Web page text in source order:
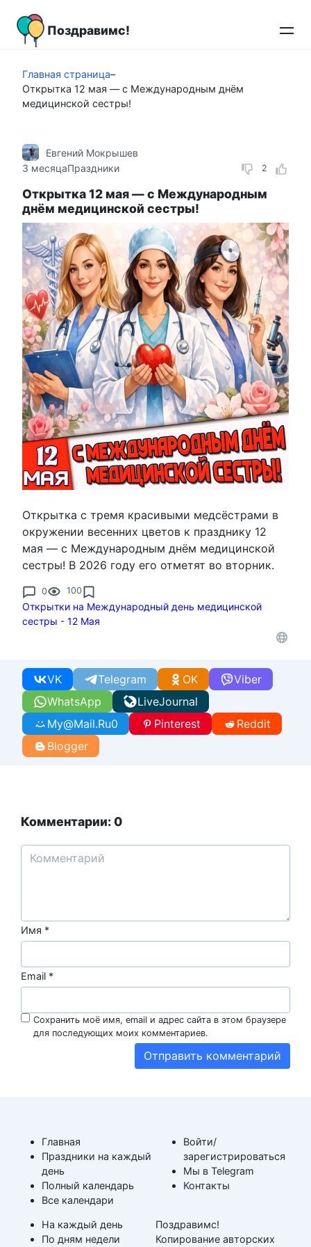
контенту
Поздравимс!
Главная страница–
Открытка 12 мая — с Международным днём
медицинской сестры!
2
Евгений Мокрышев
3 месяцаПраздники
Открытка 12 мая — с Международным
днём медицинской сестры!
Открытка с тремя красивыми медсёстрами в
окружении весенних цветов к празднику 12
мая — с Международным днём медицинской
сестры! В 2026 году его отметят во вторник.
0 100
Открытки на Международный день медицинской
сестры - 12 Мая
WhatsApp
VK Telegram Viber
OK
LiveJournal
My@Mail.Ru0 Pinterest
Reddit
Blogger
Комментарии: 0
Имя *
Email *
Сохранить моё имя, email и адрес сайта в этом браузере
для последующих моих комментариев.
Главная
Праздники на каждый
день
Полный календарь
Все календари
На каждый день
По дням недели
Войти/
зарегистрироваться
Мы в Telegram
Контакты
Поздравимс!
Копирование авторских